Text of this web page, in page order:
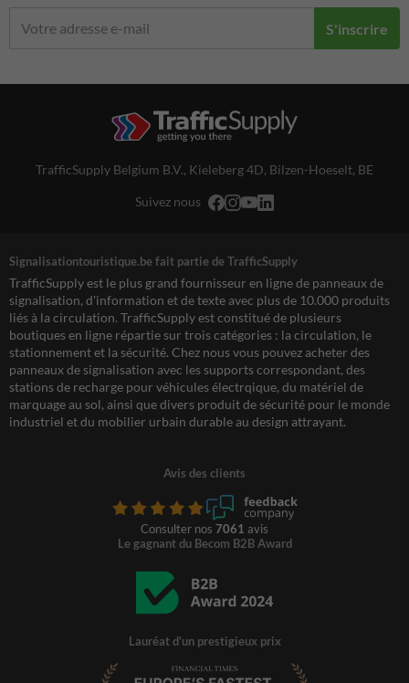
S'inscrire
TrafficSupply Belgium B.V., Kieleberg 4D, Bilzen-Hoeselt, BE
Suivez nous
Signalisationtouristique.be fait partie de TrafficSupply
TrafficSupply est le plus grand fournisseur en ligne de panneaux de
signalisation, d'information et de texte avec plus de 10.000 produits
liés à la circulation. TrafficSupply est constitué de plusieurs
boutiques en ligne répartie sur trois catégories : la circulation, le
stationnement et la sécurité. Chez nous vous pouvez acheter des
panneaux de signalisation avec les supports correspondant, des
stations de recharge pour véhicules électrqique, du matériel de
marquage au sol, ainsi que divers produit de sécurité pour le monde
industriel et du mobilier urbain durable au design attrayant.
Avis des clients
Consulter nos 7061 avis
Le gagnant du Becom B2B Award
Lauréat d'un prestigieux prix